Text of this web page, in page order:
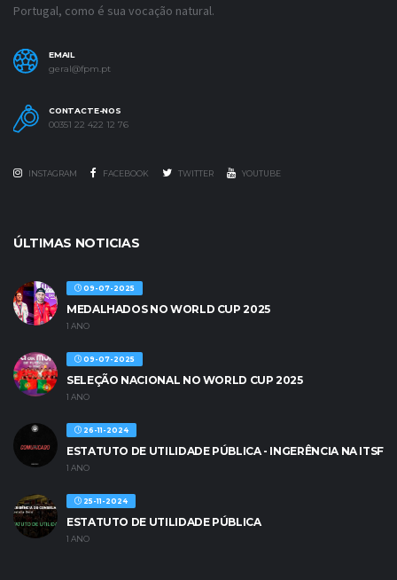
Portugal, como é sua vocação natural.
EMAIL
geral@fpm.pt
CONTACTE-NOS
00351 22 422 12 76
INSTAGRAM FACEBOOK TWITTER YOUTUBE
ÚLTIMAS NOTICIAS
09-07-2025
MEDALHADOS NO WORLD CUP 2025
1 ANO
09-07-2025
SELEÇÃO NACIONAL NO WORLD CUP 2025
1 ANO
26-11-2024
ESTATUTO DE UTILIDADE PÚBLICA - INGERÊNCIA NA ITSF
1 ANO
25-11-2024
ESTATUTO DE UTILIDADE PÚBLICA
1 ANO